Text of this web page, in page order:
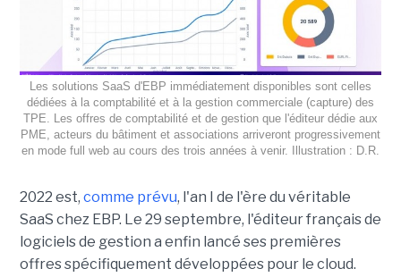
Les solutions SaaS d'EBP immédiatement disponibles sont celles
dédiées à la comptabilité et à la gestion commerciale (capture) des
TPE. Les offres de comptabilité et de gestion que l'éditeur dédie aux
PME, acteurs du bâtiment et associations arriveront progressivement
en mode full web au cours des trois années à venir. Illustration : D.R.
2022 est, comme prévu, l'an I de l'ère du véritable
SaaS chez EBP. Le 29 septembre, l'éditeur français de
logiciels de gestion a enfin lancé ses premières
offres spécifiquement développées pour le cloud.